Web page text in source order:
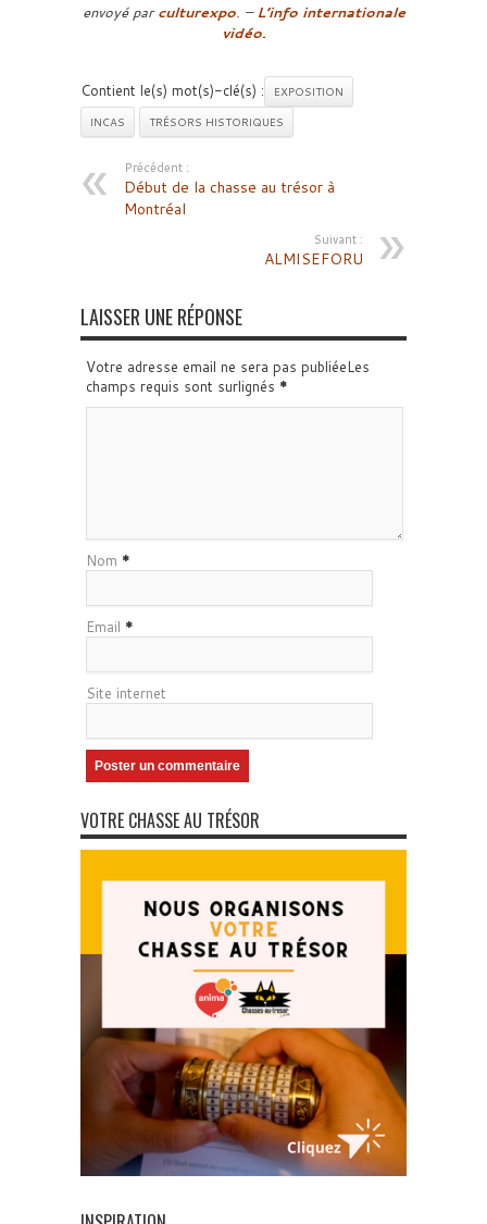
envoyé parculturexpo. – L’info internationale
vidéo.
Contient le(s) mot(s)-clé(s) :
EXPOSITION
INCAS
TRÉSORS HISTORIQUES
Précédent :
Début de la chasse au trésor à
Montréal
Suivant :
ALMISEFORU
LAISSER UNE RÉPONSE
Votre adresse email ne sera pas publiéeLes
champs requis sont surlignés *
Nom *
Email *
Site internet
VOTRE CHASSE AU TRÉSOR